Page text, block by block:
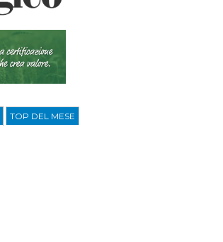
TOP DEL MESE